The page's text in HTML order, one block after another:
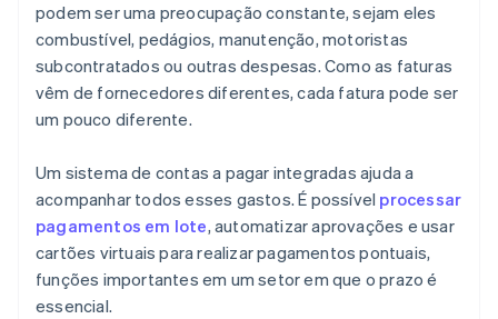
podem ser uma preocupação constante, sejam eles
combustível, pedágios, manutenção, motoristas
subcontratados ou outras despesas. Como as faturas
vêm de fornecedores diferentes, cada fatura pode ser
um pouco diferente.
Um sistema de contas a pagar integradas ajuda a
acompanhar todos esses gastos. É possível processar
pagamentos em lote, automatizar aprovações e usar
cartões virtuais para realizar pagamentos pontuais,
funções importantes em um setor em que o prazo é
essencial.